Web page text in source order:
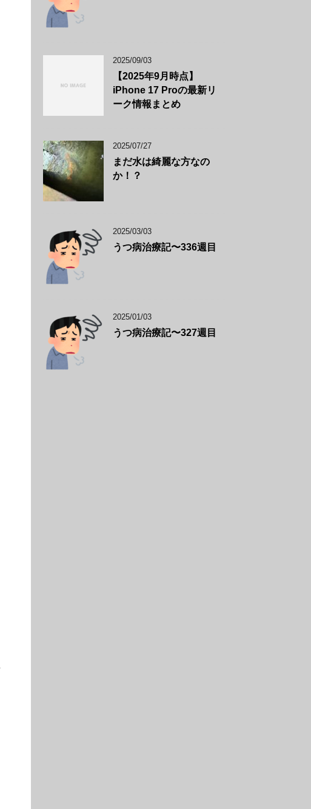
2025/09/03
【2025年9月時点】
iPhone 17 Proの最新リ
ーク情報まとめ
2025/07/27
まだ水は綺麗な方なの
か！？
2025/03/03
うつ病治療記〜336週目
2025/01/03
うつ病治療記〜327週目